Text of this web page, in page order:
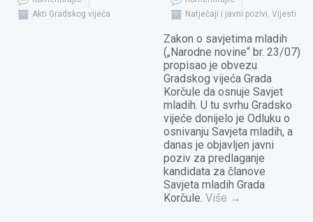
Akti Gradskog vijeća
Natječaji i javni pozivi,Vijesti
Zakon o savjetima mladih
(„Narodne novine“ br. 23/07)
propisao je obvezu
Gradskog vijeća Grada
Korčule da osnuje Savjet
mladih. U tu svrhu Gradsko
vijeće donijelo je Odluku o
osnivanju Savjeta mladih, a
danas je objavljen javni
poziv za predlaganje
kandidata za članove
Savjeta mladih Grada
Korčule.Više →